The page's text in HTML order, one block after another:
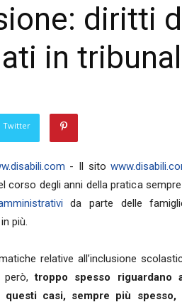
diritti
in
Twitter
- Il sito
corso degli anni della pratica
da parte delle
più.
relative all’inclusione
però,troppo spesso riguardano
questi casi, sempre più